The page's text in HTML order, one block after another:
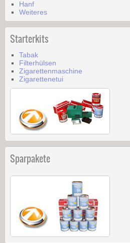
Hanf
Weiteres
Starterkits
Tabak
Filterhülsen
Zigarettenmaschine
Zigarettenetui
Sparpakete